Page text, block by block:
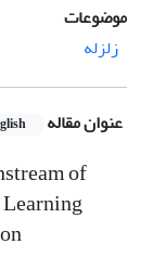
موضوعات
زلزله
عنوان مقاله
of